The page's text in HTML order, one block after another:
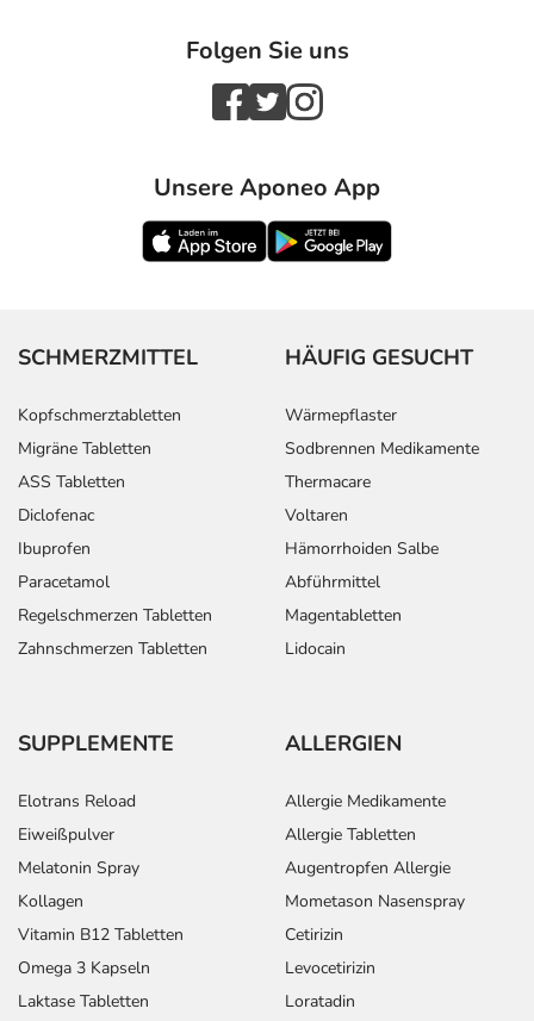
Folgen Sie uns
Unsere Aponeo App
SCHMERZMITTEL
Kopfschmerztabletten
Migräne Tabletten
ASS Tabletten
Diclofenac
Ibuprofen
Paracetamol
Regelschmerzen Tabletten
Zahnschmerzen Tabletten
HÄUFIG GESUCHT
Wärmepflaster
Sodbrennen Medikamente
Thermacare
Voltaren
Hämorrhoiden Salbe
Abführmittel
Magentabletten
Lidocain
SUPPLEMENTE
Elotrans Reload
Eiweißpulver
Melatonin Spray
Kollagen
Vitamin B12 Tabletten
Omega 3 Kapseln
Laktase Tabletten
ALLERGIEN
Allergie Medikamente
Allergie Tabletten
Augentropfen Allergie
Mometason Nasenspray
Cetirizin
Levocetirizin
Loratadin